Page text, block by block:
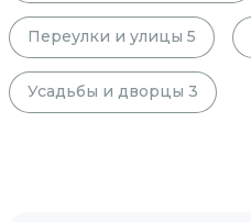
Переулки и улицы 5
Усадьбы и дворцы 3